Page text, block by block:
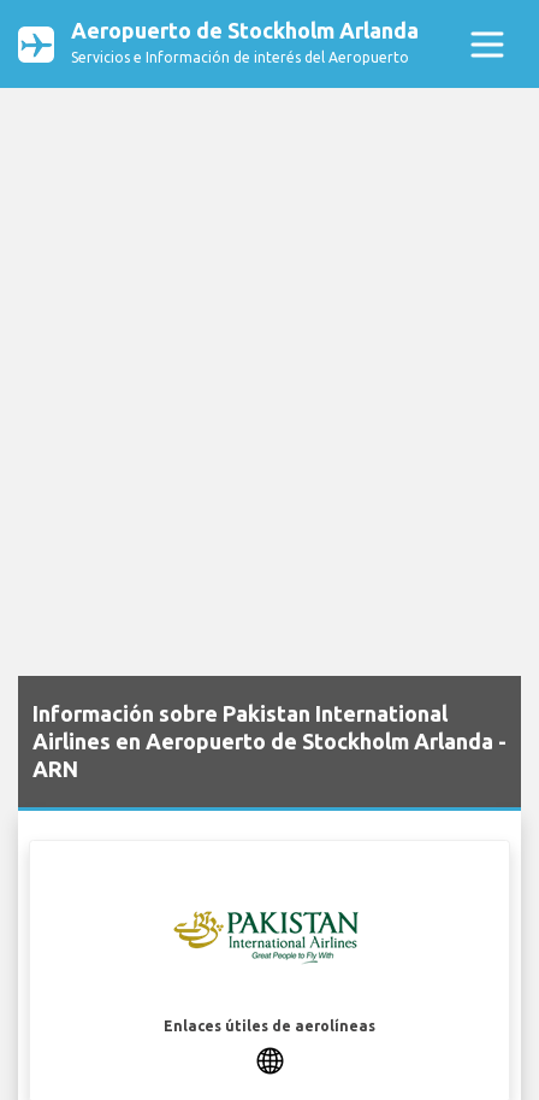
Aeropuerto de Stockholm Arlanda
Servicios e Información de interés del Aeropuerto
Información sobre Pakistan International
Airlines en Aeropuerto de Stockholm Arlanda -
ARN
Enlaces útiles de aerolíneas